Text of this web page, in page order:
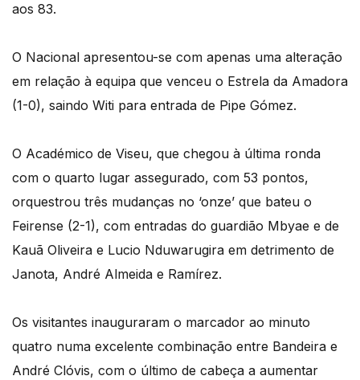
aos 83.
O Nacional apresentou-se com apenas uma alteração
em relação à equipa que venceu o Estrela da Amadora
(1-0), saindo Witi para entrada de Pipe Gómez.
O Académico de Viseu, que chegou à última ronda
com o quarto lugar assegurado, com 53 pontos,
orquestrou três mudanças no ‘onze’ que bateu o
Feirense (2-1), com entradas do guardião Mbyae e de
Kauã Oliveira e Lucio Nduwarugira em detrimento de
Janota, André Almeida e Ramírez.
Os visitantes inauguraram o marcador ao minuto
quatro numa excelente combinação entre Bandeira e
André Clóvis, com o último de cabeça a aumentar